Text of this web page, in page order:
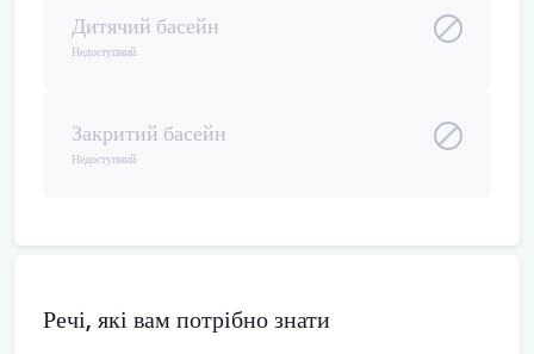
Дитячий басейн
Недоступний
Закритий басейн
Недоступний
Речі, які вам потрібно знати